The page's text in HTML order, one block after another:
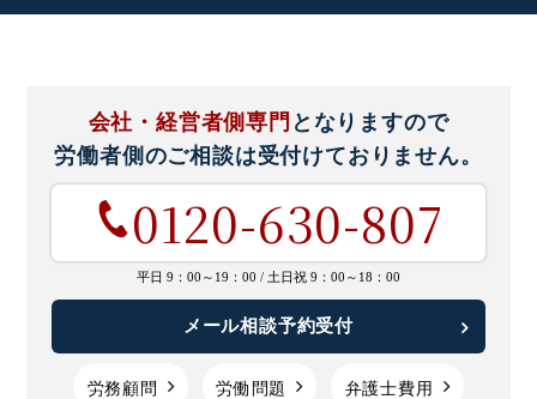
会社・経営者側専門 となりますので
労働者側のご相談は受付けておりません。
0120-630-807
平日 9：00～19：00 / 土日祝 9：00～18：00
メール相談予約受付
労務顧問 労働問題 弁護士費用